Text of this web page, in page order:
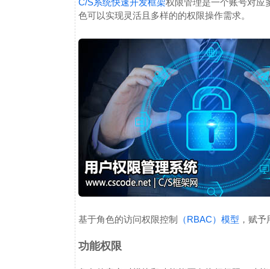
C/S系统快速开发框架权限管理是一个账号对应
色可以实现灵活且多样的的权限操作需求。
基于角色的访问权限控制 （RBAC）模型 ，赋
功能权限